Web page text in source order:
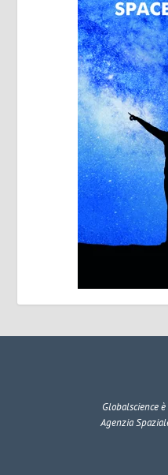
Globalscienceè
Agenzia